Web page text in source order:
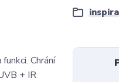
Chrání
+ IR